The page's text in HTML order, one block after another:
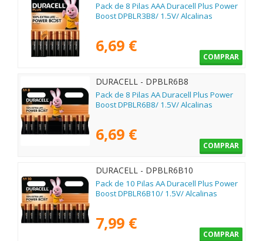
Pack de 8 Pilas AAA Duracell Plus Power
Boost DPBLR3B8/ 1.5V/ Alcalinas
6,69 €
COMPRAR
DURACELL - DPBLR6B8
Pack de 8 Pilas AA Duracell Plus Power
Boost DPBLR6B8/ 1.5V/ Alcalinas
6,69 €
COMPRAR
DURACELL - DPBLR6B10
Pack de 10 Pilas AA Duracell Plus Power
Boost DPBLR6B10/ 1.5V/ Alcalinas
7,99 €
COMPRAR